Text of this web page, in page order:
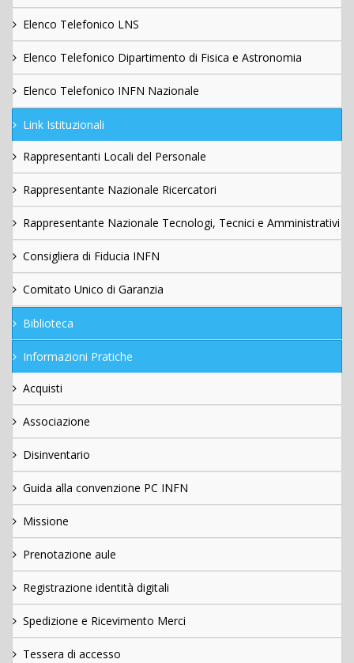
Elenco Telefonico LNS
Elenco Telefonico Dipartimento di Fisica e Astronomia
Elenco Telefonico INFN Nazionale
Link Istituzionali
Rappresentanti Locali del Personale
Rappresentante Nazionale Ricercatori
Rappresentante Nazionale Tecnologi, Tecnici e Amministrativi
Consigliera di Fiducia INFN
Comitato Unico di Garanzia
Biblioteca
Informazioni Pratiche
Acquisti
Associazione
Disinventario
Guida alla convenzione PC INFN
Missione
Prenotazione aule
Registrazione identità digitali
Spedizione e Ricevimento Merci
Tessera di accesso